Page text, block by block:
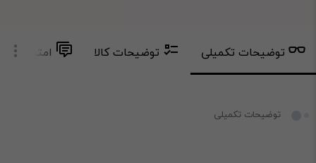
توضیحات تکمیلی توضیحات کالا امتیاز و
توضیحات تکمیلی